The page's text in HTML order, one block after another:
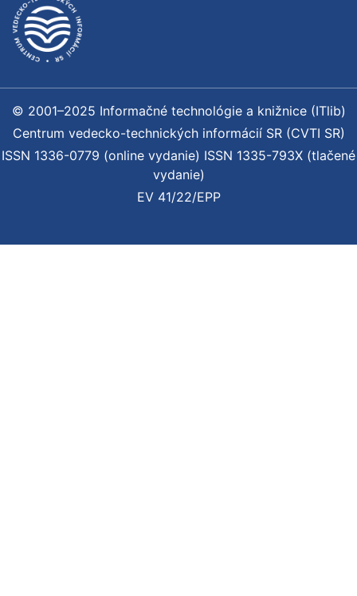
© 2001–2025 Informačné technológie a knižnice (ITlib)
Centrum vedecko-technických informácií SR (CVTI SR)
ISSN 1336-0779 (online vydanie) ISSN 1335-793X (tlačené
vydanie)
EV 41/22/EPP